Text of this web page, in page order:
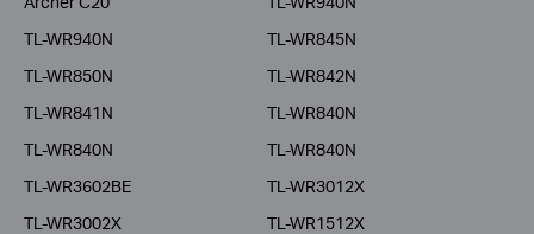
TL-WR940N
TL-WR845N
TL-WR850N
TL-WR842N
TL-WR841N
TL-WR840N
TL-WR840N
TL-WR840N
TL-WR3602BE
TL-WR3012X
TL-WR3002X
TL-WR1512X